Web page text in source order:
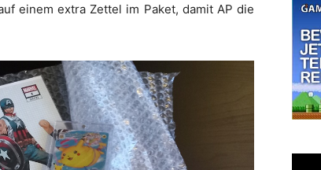
einem extra Zettel im Paket, damit AP die